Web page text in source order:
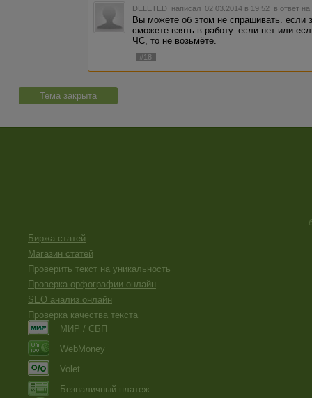
DELETED написал 02.03.2014 в 19:52 в ответ на
Вы можете об этом не спрашивать. если
сможете взять в работу. если нет или
ЧС, то не возьмёте.
#18
Тема закрыта
Биржа статей
Магазин статей
Проверить текст на уникальность
Проверка орфографии онлайн
SEO анализ онлайн
Проверка качества текста
МИР / СБП
WebMoney
Volet
Безналичный платеж